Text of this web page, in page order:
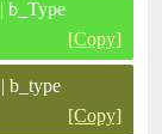
b_Type
[Copy]
b_type
[Copy]